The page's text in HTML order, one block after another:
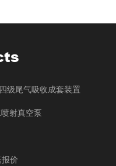
级尾气吸收成套装置
射真空泵
价